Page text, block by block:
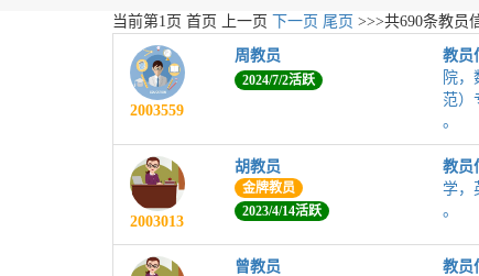
当前第1 页 首页 上一页 下一页 尾页 >>>共690条教员
2003559
周教员
2024/7/2活跃
教员
院，
范）
。
2003013
胡教员
金牌教员
2023/4/14活跃
教员
学，
。
曾教员 教员